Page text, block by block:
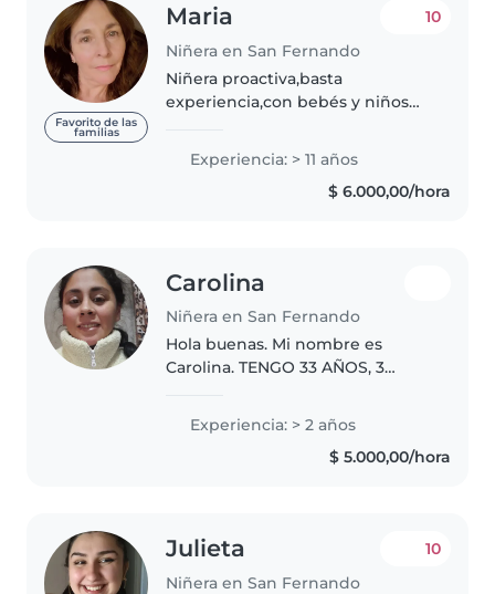
Favorito de las
familias
Maria
Niñera en San Fernando
10
Niñera proactiva,basta
experiencia,con bebés y niños
Auxilios y RCP Amplitud horaria,
Experiencia: > 11 años
$ 6.000,00/hora
Carolina
Niñera en San Fernando
Hola buenas. Mi nombre es
Carolina. TENGO 33 AÑOS, 3
por ese tema no hay problema
porque tengo quien me los
retire y cuide del colegio. Por la
Experiencia: > 2 años
$ 5.000,00/hora
Julieta
Niñera en San Fernando
10